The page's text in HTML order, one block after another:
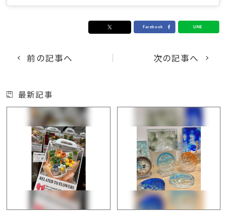
前の記事へ 次の記事へ
最新記事